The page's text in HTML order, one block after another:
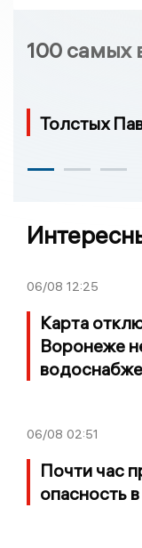
100 самых
Толстых
06/08 12:25
Карта
Воронеже
06/08 02:51
Почти час
опасность